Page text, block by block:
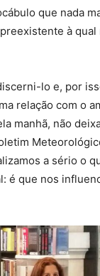
que nada
à qual
lo e, por
relação com o
manhã, não
a sério o
é que nos